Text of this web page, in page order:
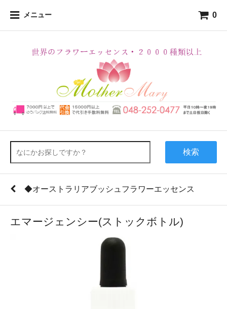
メニュー 0
検索
◆オーストラリアブッシュフラワーエッセンス
エマージェンシー(ストックボトル)